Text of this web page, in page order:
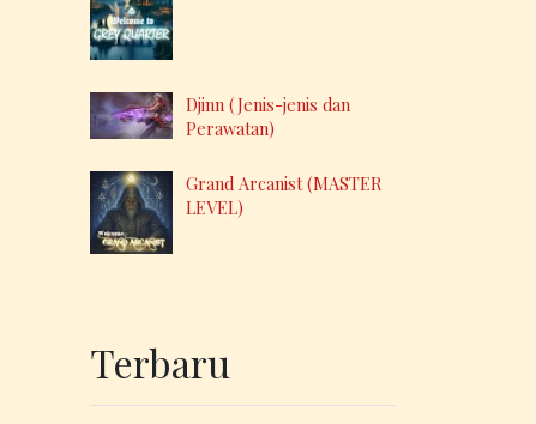
Djinn (Jenis-jenis dan
Perawatan)
Grand Arcanist (MASTER
LEVEL)
Terbaru